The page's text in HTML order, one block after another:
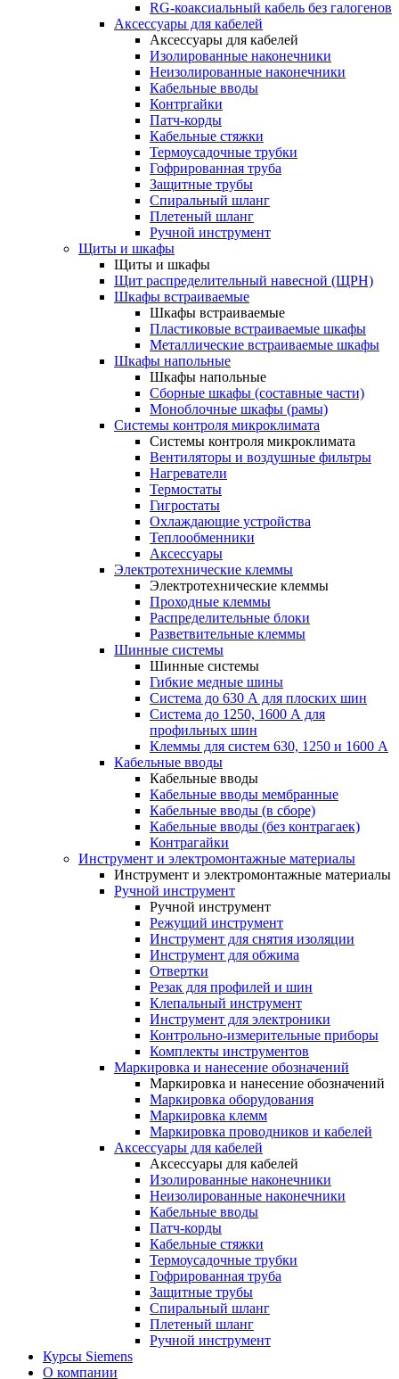
RG-коаксиальный кабель без галогенов
Аксессуары для кабелей
Аксессуары для кабелей
Изолированные наконечники
Неизолированные наконечники
Кабельные вводы
Контргайки
Патч-корды
Кабельные стяжки
Термоусадочные трубки
Гофрированная труба
Защитные трубы
Спиральный шланг
Плетеный шланг
Ручной инструмент
Щиты и шкафы
Щиты и шкафы
Щит распределительный навесной (ЩРН)
Шкафы встраиваемые
Шкафы встраиваемые
Пластиковые встраиваемые шкафы
Металлические встраиваемые шкафы
Шкафы напольные
Шкафы напольные
Сборные шкафы (составные части)
Моноблочные шкафы (рамы)
Системы контроля микроклимата
Системы контроля микроклимата
Вентиляторы и воздушные фильтры
Нагреватели
Термостаты
Гигростаты
Охлаждающие устройства
Теплообменники
Аксессуары
Электротехнические клеммы
Электротехнические клеммы
Проходные клеммы
Распределительные блоки
Разветвительные клеммы
Шинные системы
Шинные системы
Гибкие медные шины
Система до 630 А для плоских шин
Система до 1250, 1600 А для
профильных шин
Клеммы для систем 630, 1250 и 1600 А
Кабельные вводы
Кабельные вводы
Кабельные вводы мембранные
Кабельные вводы (в сборе)
Кабельные вводы (без контрагаек)
Контрагайки
Инструмент и электромонтажные материалы
Инструмент и электромонтажные материалы
Ручной инструмент
Ручной инструмент
Режущий инструмент
Инструмент для снятия изоляции
Инструмент для обжима
Отвертки
Резак для профилей и шин
Клепальный инструмент
Инструмент для электроники
Контрольно-измерительные приборы
Комплекты инструментов
Маркировка и нанесение обозначений
Маркировка и нанесение обозначений
Маркировка оборудования
Маркировка клемм
Маркировка проводников и кабелей
Аксессуары для кабелей
Аксессуары для кабелей
Изолированные наконечники
Неизолированные наконечники
Кабельные вводы
Патч-корды
Кабельные стяжки
Термоусадочные трубки
Гофрированная труба
Защитные трубы
Спиральный шланг
Плетеный шланг
Ручной инструмент
Курсы Siemens
О компании